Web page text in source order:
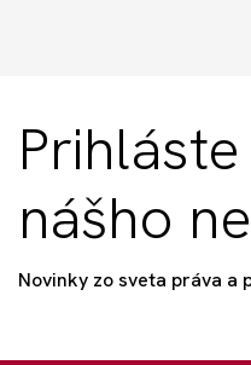
nášho
Novinky zo sveta práva a